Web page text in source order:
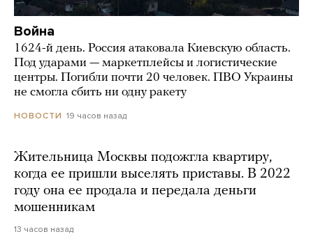
Война
1624-й день. Россия атаковала Киевскую область.
Под ударами — маркетплейсы и логистические
центры. Погибли почти 20 человек. ПВО Украины
не смогла сбить ни одну ракету
НОВОСТИ 19 часов назад
Жительница Москвы подожгла квартиру,
когда ее пришли выселять приставы. В 2022
году она ее продала и передала деньги
мошенникам
13 часов назад